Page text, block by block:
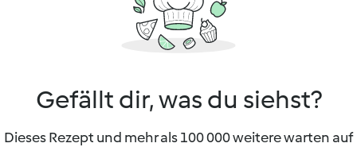
Gefällt dir, was du siehst?
Dieses Rezept und mehr als 100 000 weitere warten auf